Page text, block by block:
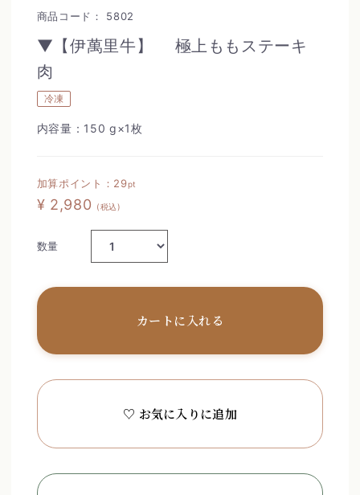
商品コード： 5802
▼【伊萬里牛】 極上ももステーキ
肉
冷凍
内容量：150 g×1枚
加算ポイント： 29pt
¥ 2,980 (税込)
数量
カートに入れる
♡ お気に入りに追加